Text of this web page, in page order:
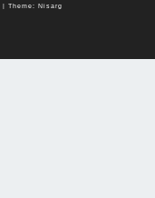
Theme: Nisarg